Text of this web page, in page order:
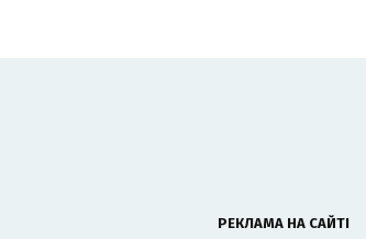
РЕКЛАМА НА САЙТІ